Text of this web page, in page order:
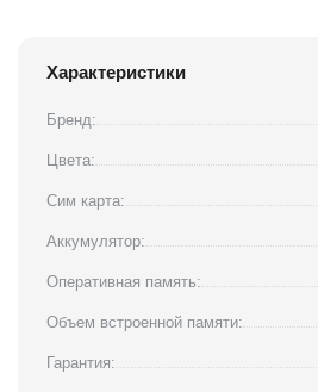
Характеристики
Бренд:
Цвета:
Сим карта:
Аккумулятор:
Оперативная память:
Объем встроенной памяти:
Гарантия: